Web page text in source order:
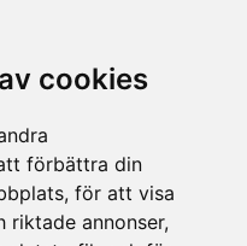
cookies
förbättra din
för att visa
riktade annonser,